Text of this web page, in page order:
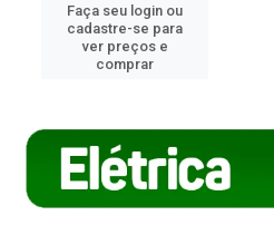
Faça seu login ou
cadastre-se para
ver preços e
comprar